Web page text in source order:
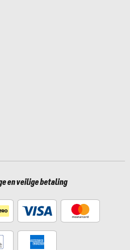
en veilige betaling